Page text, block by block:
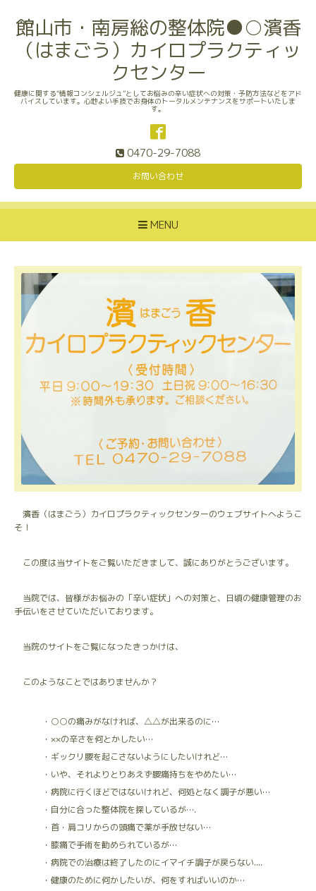
館山市・南房総の整体院●○濱香
（はまごう）カイロプラクティッ
クセンター
健康に関する“情報コンシェルジュ”としてお悩みの辛い症状への対策・予防方法などをアド
バイスしています。心地よい手技でお身体のトータルメンテナンスをサポートいたしま
す。
0470-29-7088
お問い合わせ
MENU
濱香（はまごう）カイロプラクティックセンターのウェブサイトへようこ
そ！
この度は当サイトをご覧いただきまして、誠にありがとうございます。
当院では、皆様がお悩みの「辛い症状」への対策と、日頃の健康管理のお
手伝いをさせていただいております。
当院のサイトをご覧になったきっかけは、
このようなことではありませんか？
・○○の痛みがなければ、△△が出来るのに…
・××の辛さを何とかしたい…
・ギックリ腰を起こさないようにしたいけれど…
・いや、それよりとりあえず腰痛持ちをやめたい…
・病院に行くほどではないけれど、何処となく調子が悪い…
・自分に合った整体院を探しているが….
・首・肩コリからの頭痛で薬が手放せない…
・膝痛で手術を勧められているが…
・病院での治療は終了したのにイマイチ調子が戻らない....
・健康のために何かしたいが、何をすればいいのか…